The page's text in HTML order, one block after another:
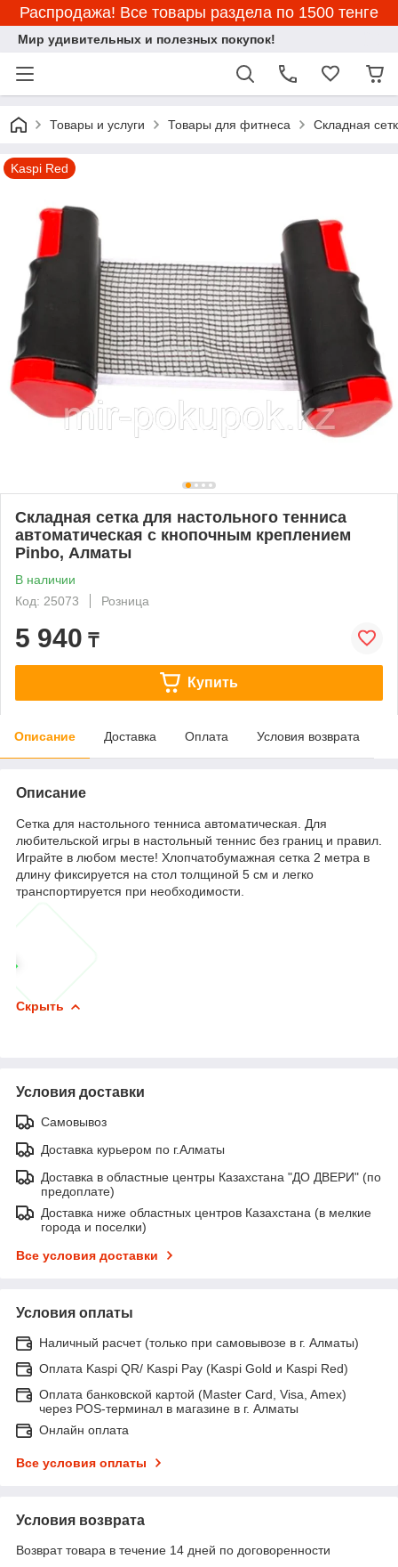
Распродажа! Все товары раздела по 1500 тенге
Мир удивительных и полезных покупок!
Товары и услуги Товары для фитнеса Складная
Kaspi Red
Складная сетка для настольного тенниса
автоматическая с кнопочным креплением
Pinbo, Алматы
В наличии
Код: 25073
Розница
5 940 ₸
Купить
Описание Доставка Оплата Условия возврата
Описание
Сетка для настольного тенниса автоматическая. Для
любительской игры в настольный теннис без границ и правил.
Играйте в любом месте! Хлопчатобумажная сетка 2 метра в
длину фиксируется на стол толщиной 5 см и легко
транспортируется при необходимости.
Скрыть
Условия доставки
Самовывоз
Доставка курьером по г.Алматы
Доставка в областные центры Казахстана "ДО ДВЕРИ" (по
предоплате)
Доставка ниже областных центров Казахстана (в мелкие
города и поселки)
Все условия доставки
Условия оплаты
Наличный расчет (только при самовывозе в г. Алматы)
Оплата Kaspi QR/ Kaspi Pay (Kaspi Gold и Kaspi Red)
Оплата банковской картой (Master Card, Visa, Amex)
через POS-терминал в магазине в г. Алматы
Онлайн оплата
Все условия оплаты
Условия возврата
Возврат товара в течение 14 дней по договоренности